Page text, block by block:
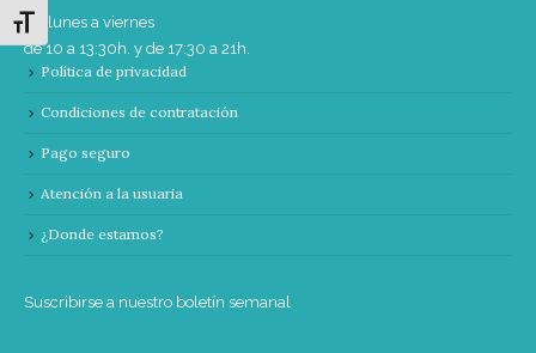
Alternar tamaño de letra
De lunes a viernes
de 10 a 13:30h. y de 17:30 a 21h.
Política de privacidad
Condiciones de contratación
Pago seguro
Atención a la usuaria
¿Donde estamos?
Suscribirse a nuestro boletín semanal